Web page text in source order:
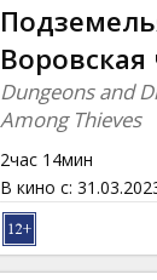
Воровская
Dungeons and
Among Thieves
2час 14мин
В кино с: